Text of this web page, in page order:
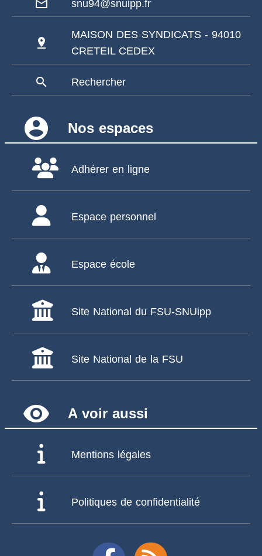
mail_outline snu94@snuipp.fr
pin_drop
MAISON DES SYNDICATS - 94010
CRETEIL CEDEX
search Rechercher
account_circle Nos espaces
Adhérer en ligne
Espace personnel
Espace école
Site National du FSU-SNUipp
Site National de la FSU
remove_red_eye A voir aussi
Mentions légales
Politiques de confidentialité